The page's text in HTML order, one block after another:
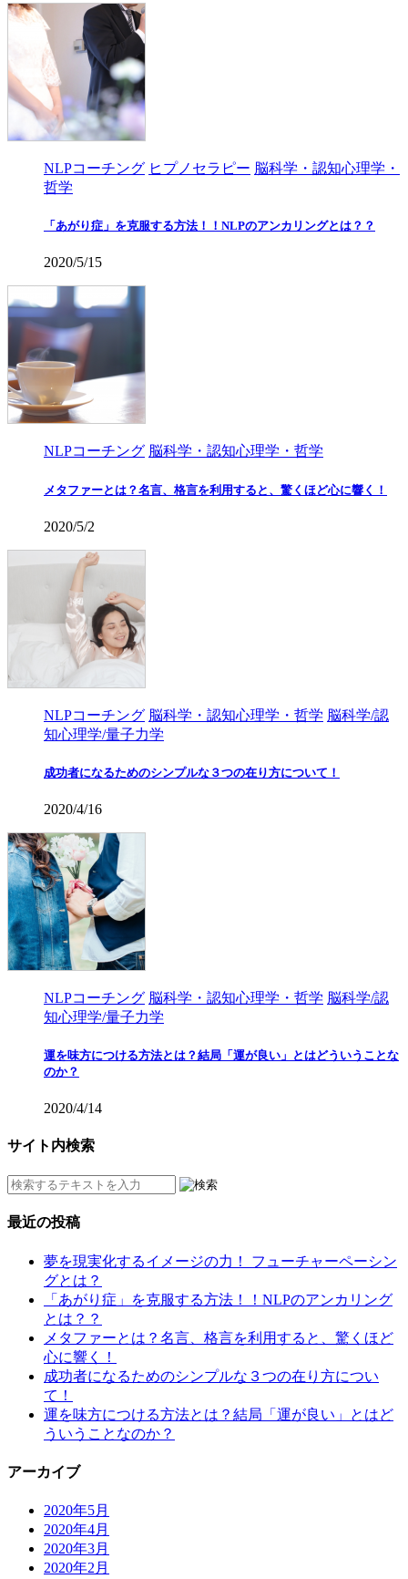
NLPコーチング ヒプノセラピー 脳科学・認知心理学・
哲学
「あがり症」を克服する方法！！NLPのアンカリングとは？？
2020/5/15
NLPコーチング 脳科学・認知心理学・哲学
メタファーとは？名言、格言を利用すると、驚くほど心に響く！
2020/5/2
NLPコーチング 脳科学・認知心理学・哲学 脳科学/認
知心理学/量子力学
成功者になるためのシンプルな３つの在り方について！
2020/4/16
NLPコーチング 脳科学・認知心理学・哲学 脳科学/認
知心理学/量子力学
運を味方につける方法とは？結局「運が良い」とはどういうことな
のか？
2020/4/14
サイト内検索
最近の投稿
夢を現実化するイメージの力！ フューチャーペーシン
グとは？
「あがり症」を克服する方法！！NLPのアンカリング
とは？？
メタファーとは？名言、格言を利用すると、驚くほど
心に響く！
成功者になるためのシンプルな３つの在り方につい
て！
運を味方につける方法とは？結局「運が良い」とはど
ういうことなのか？
アーカイブ
2020年5月
2020年4月
2020年3月
2020年2月